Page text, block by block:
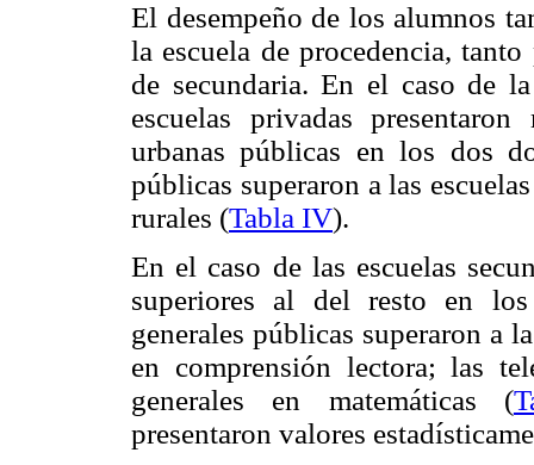
El desempeño de los alumnos
la escuela de procedencia,
de secundaria. En el caso de
escuelas privadas
urbanas públicas en los dos
públicas superaron a las
rurales (Tabla IV).
En el caso de las escuelas
superiores al del resto en
generales públicas superaron a
en comprensión lectora; las
generales en matemáticas (
presentaron valores